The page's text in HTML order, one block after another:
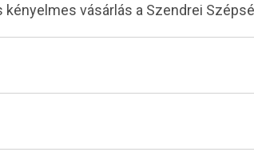
vásárlás a Szendrei